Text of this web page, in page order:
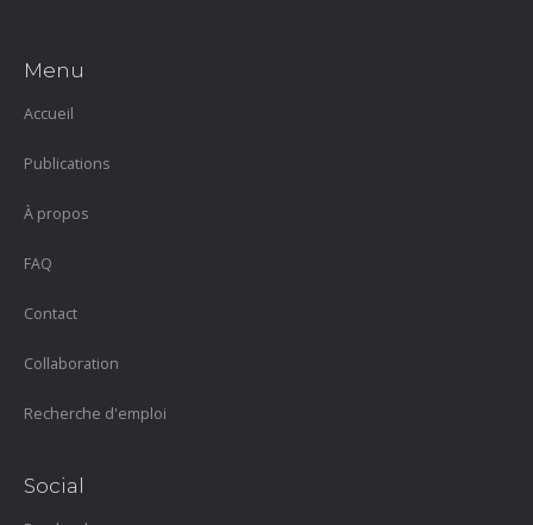
Menu
Accueil
Publications
À propos
FAQ
Contact
Collaboration
Recherche d'emploi
Social